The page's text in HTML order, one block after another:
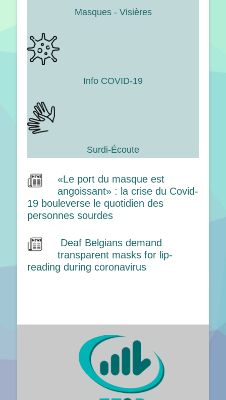
Masques - Visières
Info COVID-19
Surdi-Écoute
«Le port du masque est
angoissant» : la crise du Covid-
19 bouleverse le quotidien des
personnes sourdes
Deaf Belgians demand
transparent masks for lip-
reading during coronavirus